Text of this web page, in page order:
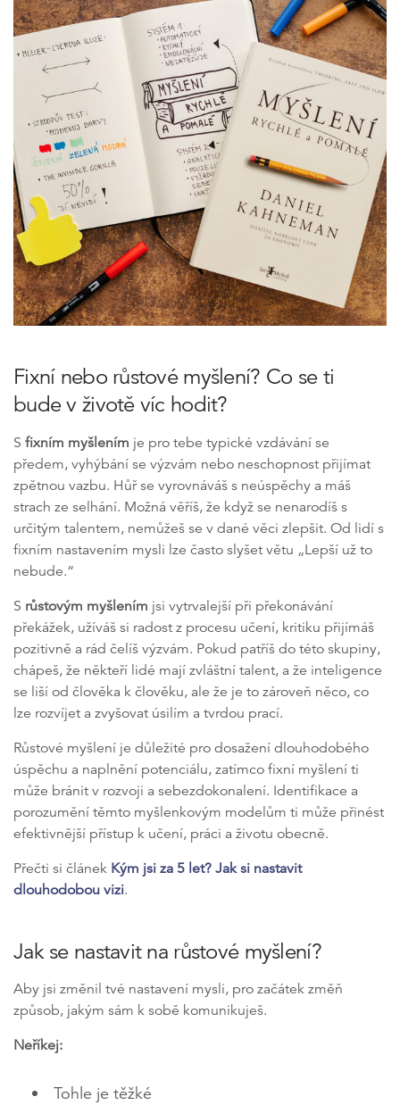
Fixní nebo růstové myšlení? Co se ti
bude v životě víc hodit?
S fixním myšlením je pro tebe typické vzdávání se
předem, vyhýbání se výzvám nebo neschopnost přijímat
zpětnou vazbu. Hůř se vyrovnáváš s neúspěchy a máš
strach ze selhání. Možná věříš, že když se nenarodíš s
určitým talentem, nemůžeš se v dané věci zlepšit. Od lidí s
fixním nastavením mysli lze často slyšet větu „Lepší už to
nebude.“
S růstovým myšlením jsi vytrvalejší při překonávání
překážek, užíváš si radost z procesu učení, kritiku přijímáš
pozitivně a rád čelíš výzvám. Pokud patříš do této skupiny,
chápeš, že někteří lidé mají zvláštní talent, a že inteligence
se liší od člověka k člověku, ale že je to zároveň něco, co
lze rozvíjet a zvyšovat úsilím a tvrdou prací.
Růstové myšlení je důležité pro dosažení dlouhodobého
úspěchu a naplnění potenciálu, zatímco fixní myšlení ti
může bránit v rozvoji a sebezdokonalení. Identifikace a
porozumění těmto myšlenkovým modelům ti může přinést
efektivnější přístup k učení, práci a životu obecně.
Přečti si článek Kým jsi za 5 let? Jak si nastavit
dlouhodobou vizi.
Jak se nastavit na růstové myšlení?
Aby jsi změnil tvé nastavení mysli, pro začátek změň
způsob, jakým sám k sobě komunikuješ.
Neříkej:
Tohle je těžké